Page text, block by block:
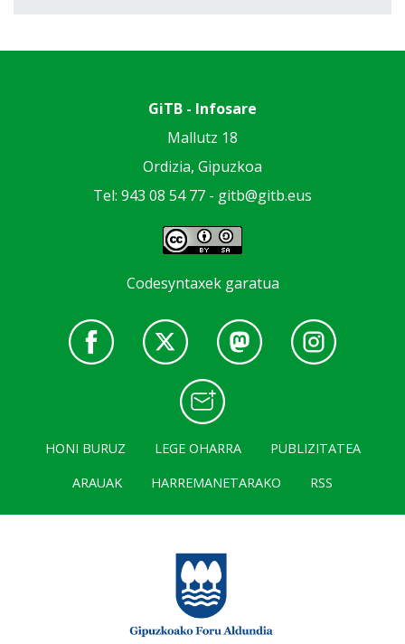
GiTB - Infosare
Mallutz 18
Ordizia, Gipuzkoa
Tel: 943 08 54 77 - gitb@gitb.eus
Codesyntaxek garatua
HONI BURUZ LEGE OHARRA
PUBLIZITATEA
ARAUAK
HARREMANETARAKO RSS